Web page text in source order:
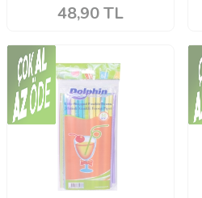
48,90TL